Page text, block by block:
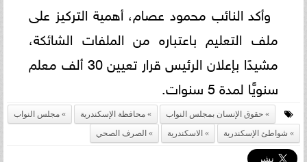
وأكد النائب محمود عصام، أهمية التركيز على
ملف التعليم باعتباره من الملفات الشائكة،
مشيدًا بإعلان الرئيس قرار تعيين 30 ألف معلم
سنويًّا لمدة 5 سنوات.
حقوق الإنسان بمجلس النواب محافظة الإسكندرية
مجلس النواب
شواطئ الإسكندرية
الاسكندرية الصرف الصحي